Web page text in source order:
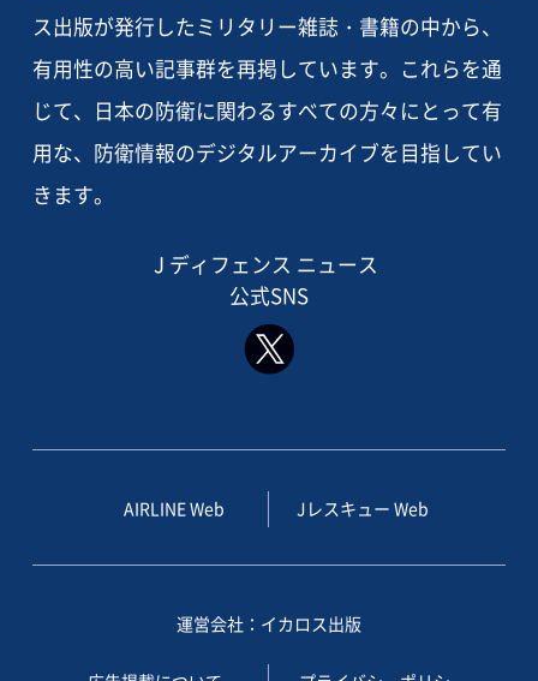
ス出版が発行したミリタリー雑誌・書籍の中から、
有用性の高い記事群を再掲しています。これらを通
じて、日本の防衛に関わるすべての方々にとって有
用な、防衛情報のデジタルアーカイブを目指してい
きます。
J ディフェンス ニュース
公式SNS
AIRLINE Web Jレスキュー Web
運営会社：イカロス出版